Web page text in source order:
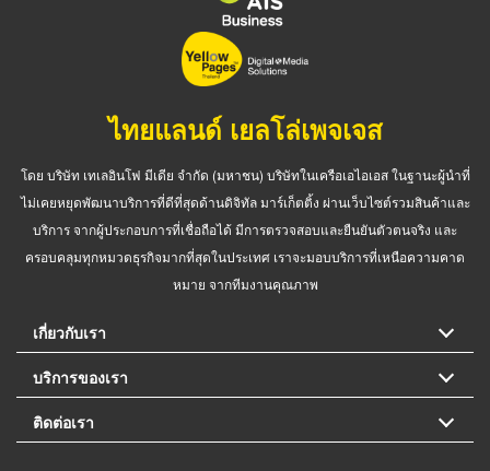
ไทยแลนด์ เยลโล่เพจเจส
โดย บริษัท เทเลอินโฟ มีเดีย จำกัด (มหาชน) บริษัทในเครือเอไอเอส ในฐานะผู้นำที่
ไม่เคยหยุดพัฒนาบริการที่ดีที่สุดด้านดิจิทัล มาร์เก็ตติ้ง ผ่านเว็บไซต์รวมสินค้าและ
บริการ จากผู้ประกอบการที่เชื่อถือได้ มีการตรวจสอบและยืนยันตัวตนจริง และ
ครอบคลุมทุกหมวดธุรกิจมากที่สุดในประเทศ เราจะมอบบริการที่เหนือความคาด
หมาย จากทีมงานคุณภาพ
เกี่ยวกับเรา
บริการของเรา
ติดต่อเรา